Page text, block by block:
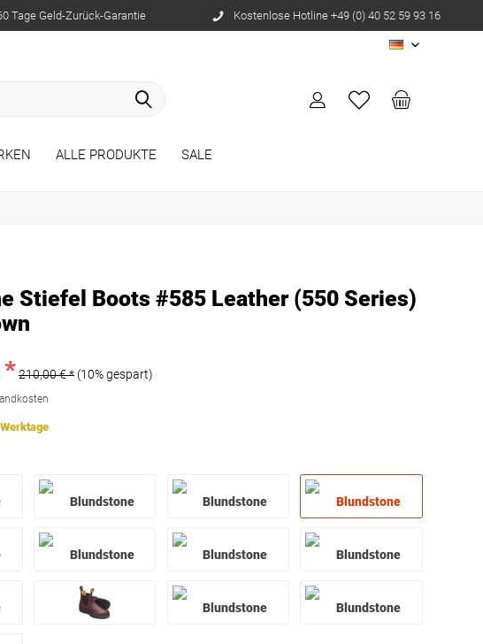
Tage Geld-Zurück-Garantie Kostenlose Hotline +49 (0) 40 52 59 93 16
DE
ALLE PRODUKTE SALE
Stiefel Boots #585 Leather (550 Series)
*210,00 € * (10% gespart)